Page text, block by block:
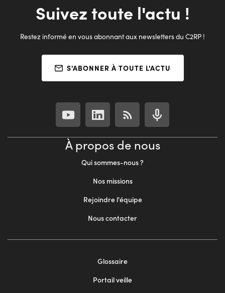
Suivez toute l'actu !
Restez informé en vous abonnant aux newsletters du C2RP !
S'ABONNER À TOUTE L'ACTU
À propos de nous
Qui sommes-nous ?
Nos missions
Rejoindre l'équipe
Nous contacter
Glossaire
Portail veille